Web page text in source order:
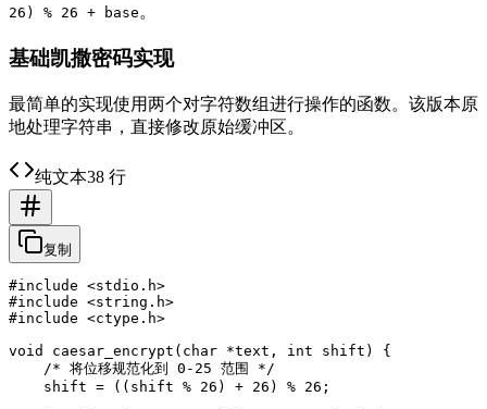
26) % 26 + base 。
基础凯撒密码实现
最简单的实现使用两个对字符数组进行操作的函数。该版本原
地处理字符串，直接修改原始缓冲区。
纯文本38 行
复制
#include <stdio.h>
#include <string.h>
#include <ctype.h>
void caesar_encrypt(char *text, int shift) {
    /* 将位移规范化到 0-25 范围 */
    shift = ((shift % 26) + 26) % 26;